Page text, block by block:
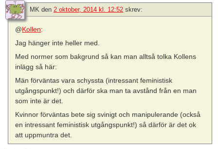
MK den 2 oktober, 2014 kl. 12:52 skrev:
@Kollen:
Jag hänger inte heller med.
Med normer som bakgrund så kan man alltså tolka Kollens
inlägg så här:
Män förväntas vara schyssta (intressant feministisk
utgångspunkt!) och därför ska man ta avstånd från en man
som inte är det.
Kvinnor förväntas bete sig svinigt och manipulerande (också
en intressant feministisk utgångspunkt!) så därför är det ok
att uppmuntra det.